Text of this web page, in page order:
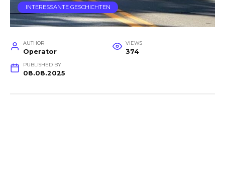
INTERESSANTE GESCHICHTEN
AUTHOR
Operator
VIEWS
374
PUBLISHED BY
08.08.2025